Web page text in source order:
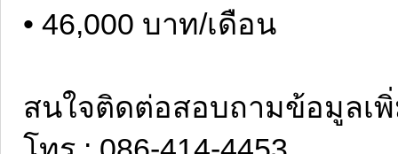
• 46,000 บาท/เดือน
สนใจติดต่อสอบถามข้อมูลเ